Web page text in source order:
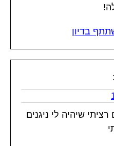
בדיון
שיהיה לי ניגנים